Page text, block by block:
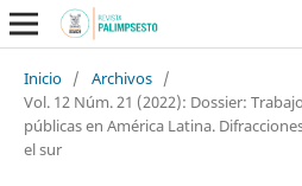
Inicio / Archivos /
Vol. 12 Núm. 21 (2022): Dossier:
públicas en América Latina.
el sur